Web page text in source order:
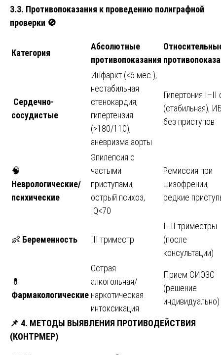
3.3. Противопоказания к проведению полиграфной
проверки 🚫
Категория
Абсолютные
противопоказания
Сердечно-
сосудистые
Инфаркт (<6 мес.),
нестабильная
стенокардия,
гипертензия
(>180/110),
аневризма аорты
Гипертония I–II
(стабильная),
без приступов
🧠
Неврологические/
психические
Эпилепсия с
частыми
приступами,
острый психоз,
IQ<70
Ремиссия при
шизофрении,
редкие
👶 Беременность III триместр
I–II триместры
(после
консультации)
💊
Фармакологические
Острая
алкогольная/
наркотическая
интоксикация
Прием СИОЗС
(решение
индивидуально)
📌 4. МЕТОДЫ ВЫЯВЛЕНИЯ ПРОТИВОДЕЙСТВИЯ
(КОНТРМЕР)